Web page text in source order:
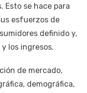
Esto se hace para
esfuerzos de
definido y,
los ingresos.
de mercado,
demográfica,